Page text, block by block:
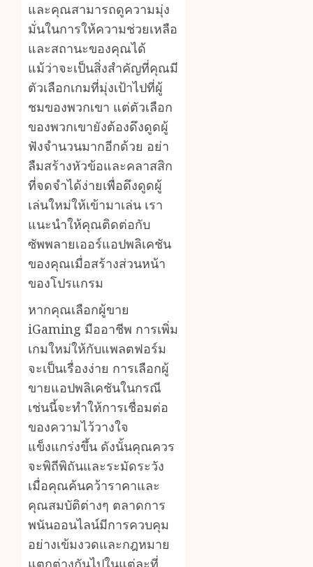
และคุณสามารถดูความมุ่ง
มั่นในการให้ความช่วยเหลือ
และสถานะของคุณได้
แม้ว่าจะเป็นสิ่งสำคัญที่คุณมี
ตัวเลือกเกมที่มุ่งเป้าไปที่ผู้
ชมของพวกเขา แต่ตัวเลือก
ของพวกเขายังต้องดึงดูดผู้
ฟังจำนวนมากอีกด้วย อย่า
ลืมสร้างหัวข้อและคลาสสิก
ที่จดจำได้ง่ายเพื่อดึงดูดผู้
เล่นใหม่ให้เข้ามาเล่น เรา
แนะนำให้คุณติดต่อกับ
ซัพพลายเออร์แอปพลิเคชัน
ของคุณเมื่อสร้างส่วนหน้า
ของโปรแกรม
หากคุณเลือกผู้ขาย
iGaming มืออาชีพ การเพิ่ม
เกมใหม่ให้กับแพลตฟอร์ม
จะเป็นเรื่องง่าย การเลือกผู้
ขายแอปพลิเคชันในกรณี
เช่นนี้จะทำให้การเชื่อมต่อ
ของความไว้วางใจ
แข็งแกร่งขึ้น ดังนั้นคุณควร
จะพิถีพิถันและระมัดระวัง
เมื่อคุณค้นคว้าราคาและ
คุณสมบัติต่างๆ ตลาดการ
พนันออนไลน์มีการควบคุม
อย่างเข้มงวดและกฎหมาย
แตกต่างกันไปในแต่ละที่